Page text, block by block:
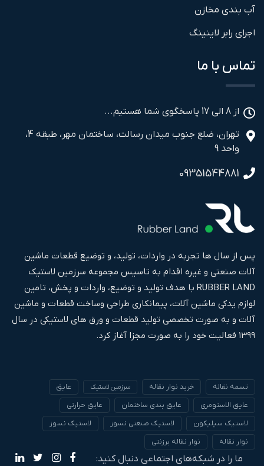
آب بندی مخازن
اجرای رابر لاینینگ
تماس با ما
از 8 الی 17 پاسخگوی شما هستیم...
تهران، ضلع جنوب میدان رسالت، ساختمان مهر، طبقه 4،
واحد 9
09351544881
پس از سال ها تجربه در واردات، تولید، و توضیع قطعات ماشین
آلات صنعتی و غیره اقدام به تاسیس مجموعه سرزمین لاستیک
RUBBER LAND با هدف تولید و توضیع، واردات و پخش، تامین
لوازم یدکی ماشین آلات، پیمانکاری طراحی وساخت قطعات و ماشین
آلات و به صورت تخصصی تولید قطعات و ورق های لاستیکی در سال
۱۳۹۹ فعالیت خود را به صورت مجزا آغاز کرد.
تسمه نقاله خرید نوار نقاله سرزمین لاستیک
عایق
عایق الاستومری
عایق بندی ساختمان
عایق حرارتی
لاستیک سیلیکون
لاستیک صنعتی نسوز
لاستیک نسوز
نوار نقاله
نوار نقاله برزنتی
ما را در شبکه‌های اجتماعی دنبال کنید: